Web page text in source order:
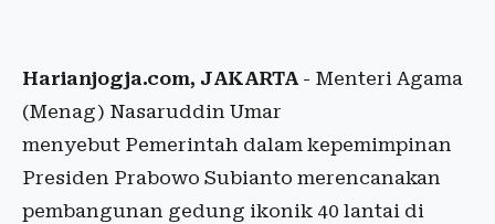
Harianjogja.com, JAKARTA- Menteri Agama
(Menag) Nasaruddin Umar
menyebut Pemerintah dalam kepemimpinan
Presiden Prabowo Subianto merencanakan
pembangunan gedung ikonik 40 lantai di